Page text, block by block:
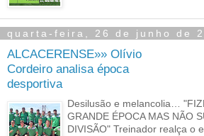
quarta-feira, 26 de junho de
ALCACERENSE»» Olívio
Cordeiro analisa época
desportiva
Desilusão e melancolia…
GRANDE ÉPOCA MAS NÃO
DIVISÃO" Treinador realça o